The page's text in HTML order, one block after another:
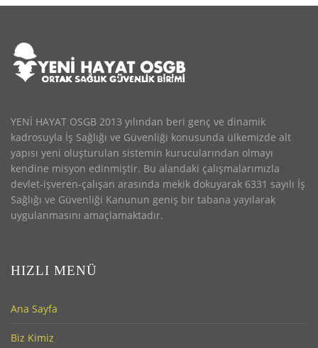
YENİ HAYAT OSGB 2013 yılından beri genç ve dinamik
kadrosuyla İş Sağlığı ve Güvenliği konusunda ülkemizde alt
yapısı yeni oluşturulan sistemin kurucularından olmayı
kendine misyon edinmiştir. Bu alandaki çalışmalarımızla
devlet-işveren-çalışan arasında mekik dokuyarak 6331 sayılı İş
Sağlığı ve Güvenliği Kanunun geniş bir tabana yayılarak
uygulanmasını amaçlamaktadır.
HIZLI MENÜ
Ana Sayfa
Biz Kimiz